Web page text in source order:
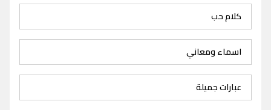
كلام حب
اسماء ومعاني
عبارات جميلة